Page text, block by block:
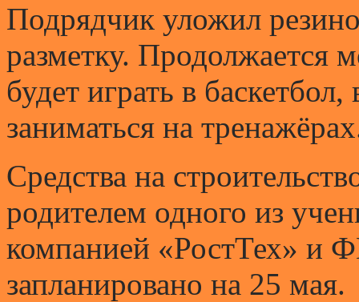
Подрядчик уложил
разметку. Продолжается
будет играть в
заниматься на
Средства на
родителем одного из
компанией «РостТех»
запланировано на 25 мая.